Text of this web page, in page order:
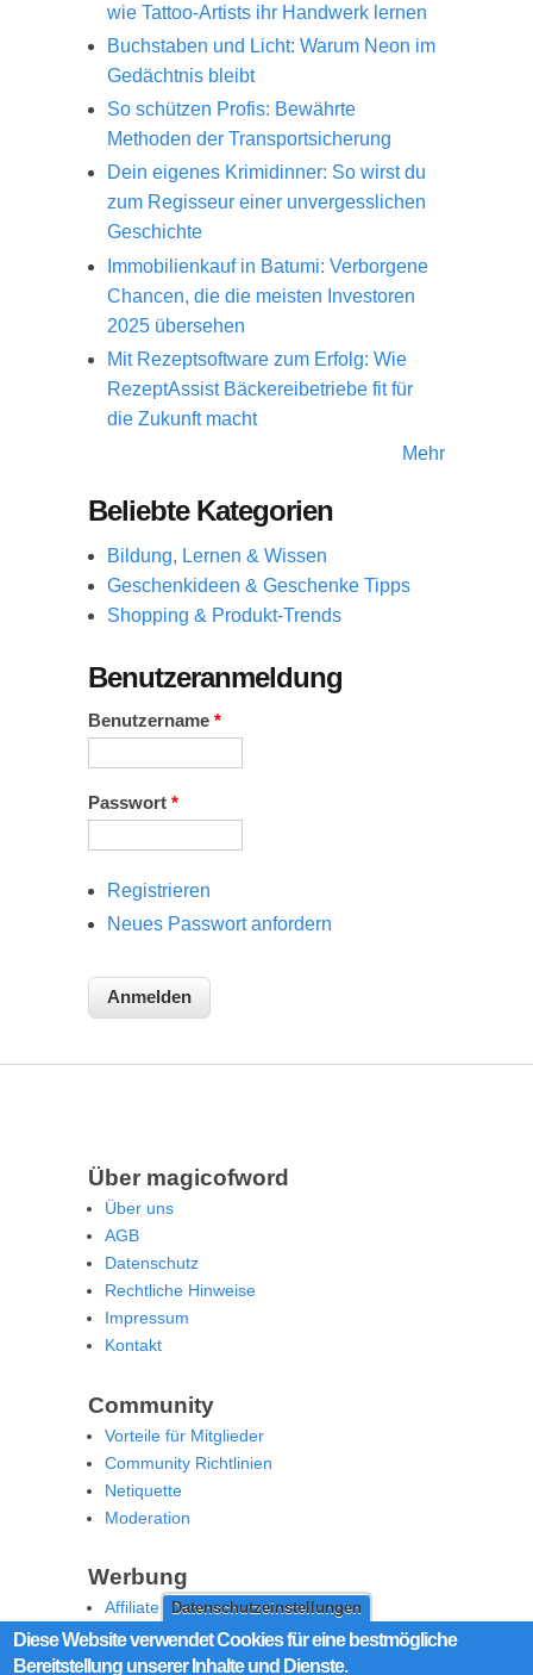
Datenschutzeinstellungen
Diese Website verwendet Cookies für eine bestmögliche
Bereitstellung unserer Inhalte und Dienste.
wie Tattoo-Artists ihr Handwerk lernen
Buchstaben und Licht: Warum Neon im
Gedächtnis bleibt
So schützen Profis: Bewährte
Methoden der Transportsicherung
Dein eigenes Krimidinner: So wirst du
zum Regisseur einer unvergesslichen
Geschichte
Immobilienkauf in Batumi: Verborgene
Chancen, die die meisten Investoren
2025 übersehen
Mit Rezeptsoftware zum Erfolg: Wie
RezeptAssist Bäckereibetriebe fit für
die Zukunft macht
Mehr
Beliebte Kategorien
Bildung, Lernen & Wissen
Geschenkideen & Geschenke Tipps
Shopping & Produkt-Trends
Benutzeranmeldung
Benutzername *
Passwort *
Registrieren
Neues Passwort anfordern
Über magicofword
Über uns
AGB
Datenschutz
Rechtliche Hinweise
Impressum
Kontakt
Community
Vorteile für Mitglieder
Community Richtlinien
Netiquette
Moderation
Werbung
Affiliate Offenlegung
Werben Sie auf MoW